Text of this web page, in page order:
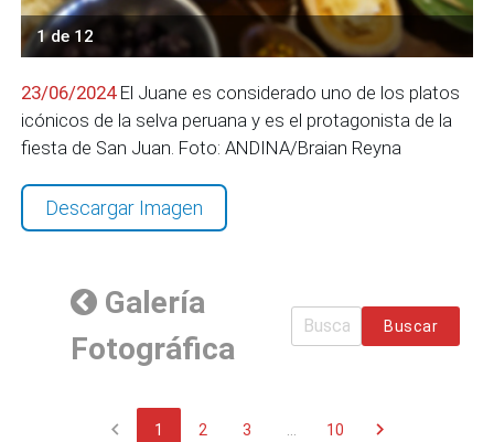
1 de 12
23/06/2024El Juane es considerado uno de los platos
icónicos de la selva peruana y es el protagonista de la
fiesta de San Juan. Foto: ANDINA/Braian Reyna
Descargar Imagen
Galería
Fotográfica
Buscar
chevron_left 1 2 3 10 chevron_right